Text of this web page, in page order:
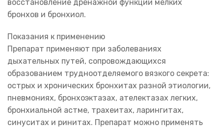
восстановление дренажной функции мелких
бронхов и бронхиол.
Показания к применению
Препарат применяют при заболеваниях
дыхательных путей, сопровождающихся
образованием трудноотделяемого вязкого секрета:
острых и хронических бронхитах разной этиологии,
пневмониях, бронхоэктазах, ателектазах легких,
бронхиальной астме, трахеитах, ларингитах,
синуситах и ринитах. Препарат можно применять